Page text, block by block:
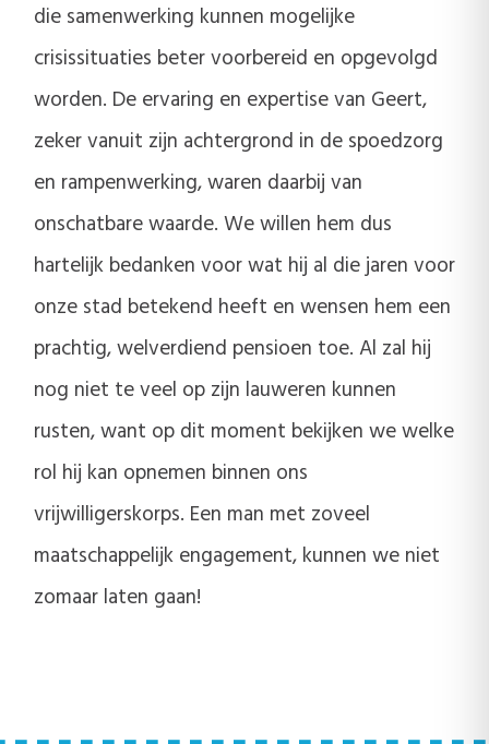
die samenwerking kunnen mogelijke
crisissituaties beter voorbereid en opgevolgd
worden. De ervaring en expertise van Geert,
zeker vanuit zijn achtergrond in de spoedzorg
en rampenwerking, waren daarbij van
onschatbare waarde. We willen hem dus
hartelijk bedanken voor wat hij al die jaren voor
onze stad betekend heeft en wensen hem een
prachtig, welverdiend pensioen toe. Al zal hij
nog niet te veel op zijn lauweren kunnen
rusten, want op dit moment bekijken we welke
rol hij kan opnemen binnen ons
vrijwilligerskorps. Een man met zoveel
maatschappelijk engagement, kunnen we niet
zomaar laten gaan!